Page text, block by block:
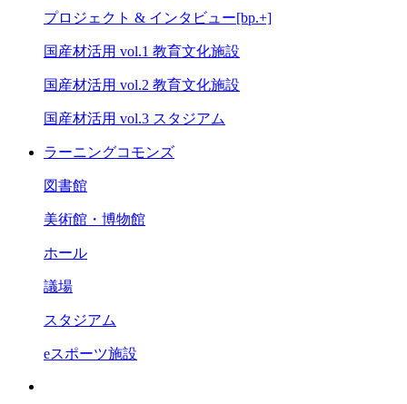
プロジェクト & インタビュー[bp.+]
国産材活用 vol.1 教育文化施設
国産材活用 vol.2 教育文化施設
国産材活用 vol.3 スタジアム
ラーニングコモンズ
図書館
美術館・博物館
ホール
議場
スタジアム
eスポーツ施設